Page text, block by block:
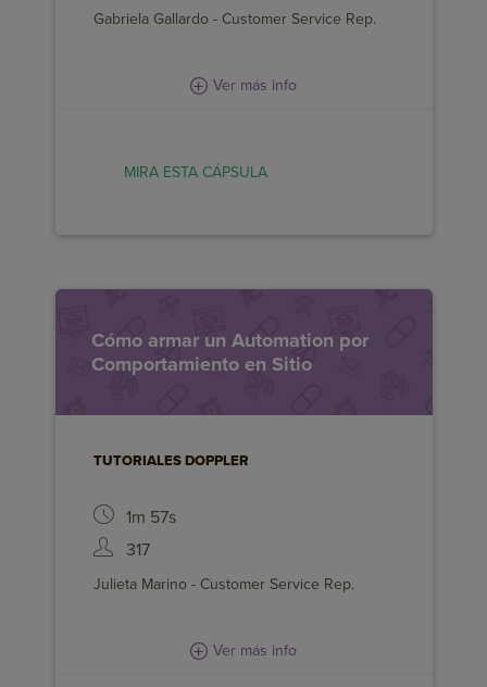
Gabriela Gallardo - Customer Service Rep.
Ver más info
MIRA ESTA CÁPSULAMIRA ESTA CÁPSULA
Cómo armar un Automation por
Comportamiento en Sitio
TUTORIALES DOPPLER
1m 57s
317
Julieta Marino - Customer Service Rep.
Ver más info
EN ESTA CÁPSULA APRENDERÁS A:
usuarios para armar tus Campañas
Aprende paso a paso a usar el Email
Descubre flujos automatizados según